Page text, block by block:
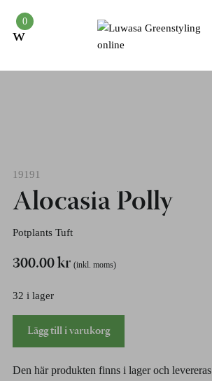
0
19191
Alocasia Polly
Potplants Tuft
300.00kr (inkl. moms)
32 i lager
Lägg till i varukorg
Den här produkten finns i lager och